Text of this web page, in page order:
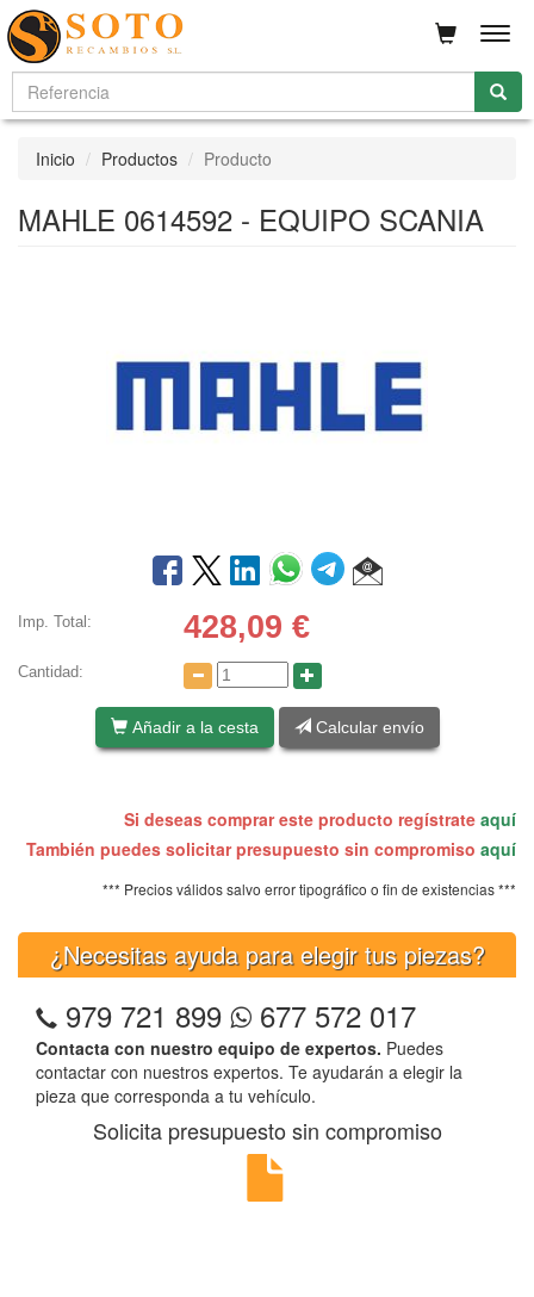
Inicio Productos Producto
MAHLE 0614592 - EQUIPO SCANIA
Imp. Total: 428,09 €
Cantidad:
Añadir a la cesta Calcular envío
Si deseas comprar este producto regístrate aquí
También puedes solicitar presupuesto sin compromiso aquí
*** Precios válidos salvo error tipográfico o fin de existencias ***
¿Necesitas ayuda para elegir tus piezas?
979 721 899 677 572 017
Contacta con nuestro equipo de expertos. Puedes
contactar con nuestros expertos. Te ayudarán a elegir la
pieza que corresponda a tu vehículo.
Solicita presupuesto sin compromiso